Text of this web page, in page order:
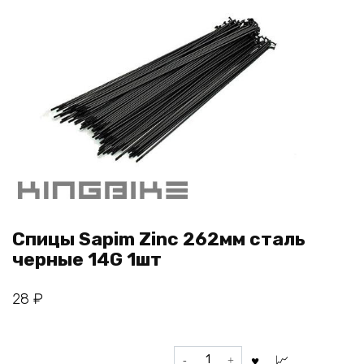
Спицы Sapim Zinc 262мм сталь
черные 14G 1шт
28 ₽
Количество